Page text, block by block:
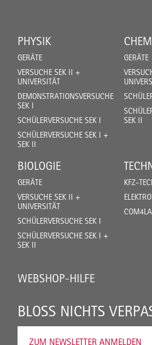
PHYSIK
GERÄTE
VERSUCHE SEK II +
UNIVERSITÄT
DEMONSTRATIONSVERSUCHE
SEK I
SCHÜLERVERSUCHE SEK I
SCHÜLERVERSUCHE SEK I +
SEK II
GERÄTE
SEK II
BIOLOGIE
GERÄTE
VERSUCHE SEK II +
UNIVERSITÄT
SCHÜLERVERSUCHE SEK I
SCHÜLERVERSUCHE SEK I +
SEK II
KFZ-
WEBSHOP-HILFE
BLOSS NICHTS
ZUM NEWSLETTER ANMELDEN